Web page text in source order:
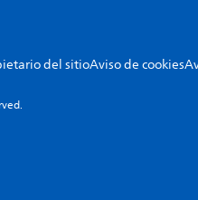
del sitioAviso de cookies